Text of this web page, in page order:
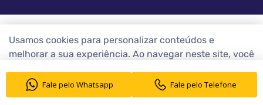
Fale pelo Whatsapp Fale pelo Telefone
Usamos cookies para personalizar conteúdos e
melhorar a sua experiência. Ao navegar neste site, você
ENTENDI